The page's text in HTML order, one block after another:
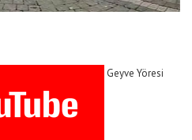
Geyve Yöresi